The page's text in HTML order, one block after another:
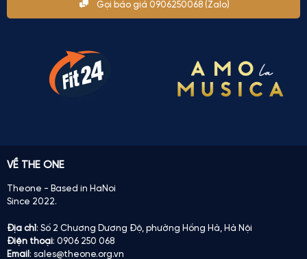
Gọi báo giá 0906250068 (Zalo)
VỀ THE ONE
Theone - Based in HaNoi
Since 2022.
Địa chỉ: Số 2 Chương Dương Độ, phường Hồng Hà, Hà Nội
Điện thoại: 0906 250 068
Email : sales@theone.org.vn